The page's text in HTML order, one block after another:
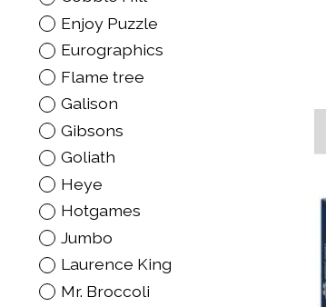
Enjoy Puzzle
Eurographics
Flame tree
Galison
Gibsons
Goliath
Heye
Hotgames
Jumbo
Laurence King
Mr. Broccoli